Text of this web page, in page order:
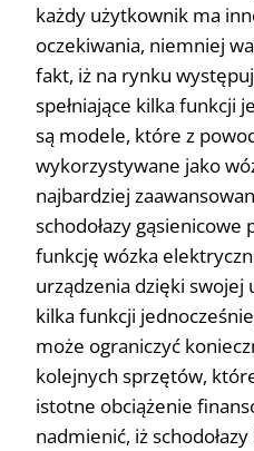
każdy użytkownik ma
oczekiwania, niemniej
fakt, iż na rynku
spełniające kilka funkcji
są modele, które z
wykorzystywane jako
najbardziej
schodołazy gąsienicowe
funkcję wózka
urządzenia dzięki swojej
kilka funkcji
może ograniczyć
kolejnych sprzętów,
istotne obciążenie
nadmienić, iż